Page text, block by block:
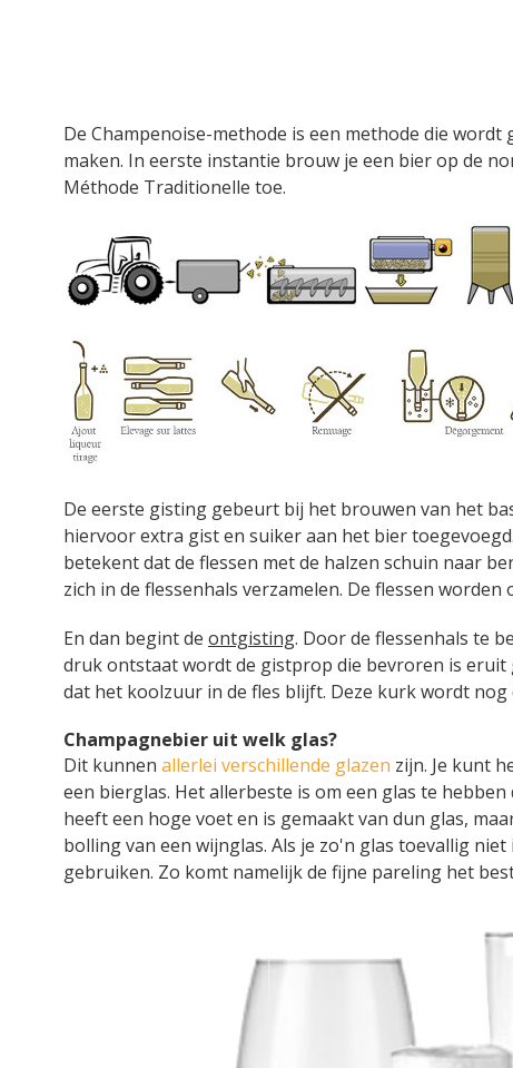
De Champenoise-methode is een methode die
maken. In eerste instantie brouw je een bier op de
Méthode Traditionelle toe.
De eerste gisting gebeurt bij het brouwen van het
hiervoor extra gist en suiker aan het bier
betekent dat de flessen met de halzen schuin naar
zich in de flessenhals verzamelen. De flessen worden
En dan begint de ontgisting. Door de flessenhals te
druk ontstaat wordt de gistprop die bevroren is
dat het koolzuur in de fles blijft. Deze kurk wordt
Champagnebier uit welk glas?
Dit kunnen allerlei verschillende glazen zijn. Je kunt
een bierglas. Het allerbeste is om een glas te
heeft een hoge voet en is gemaakt van dun glas,
bolling van een wijnglas. Als je zo'n glas toevallig
gebruiken. Zo komt namelijk de fijne pareling het